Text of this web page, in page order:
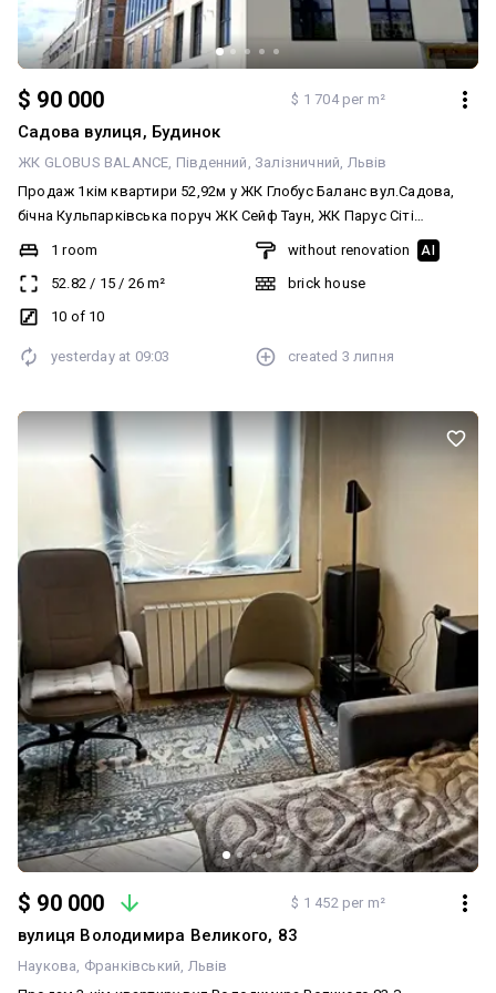
агентські послуги 3.5%
$ 90 000 $ 1 704 per m²
Садова вулиця, Будинок
ЖК GLOBUS BALANCE Південний Залізничний Львів
Продаж 1кім квартири 52,92м у ЖК Глобус Баланс вул.Садова,
бічна Кульпарківська поруч ЖК Сейф Таун, ЖК Парус Сіті
Залізничний район Львова Забудовник Глобус Комплекс бізнес-
класу на етапі фасадних робіт здача на 1 кв 2027р Гарне
планування - кухня-студія 26м, ізольована спальня 15м Суміжній
санвузол, засклена лоджія Індивідуальне газове опалення,
1 room
52.82 / 15/ 26m²
10 of 10
without renovation AI
brick house
yesterday at 09:03 created 3 липня
$ 90 000 $ 1 452 per m²
вулиця Володимира Великого, 83
Наукова Франківський Львів